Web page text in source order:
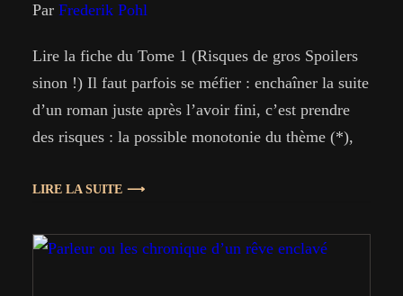
Par Frederik Pohl
Lire la fiche du Tome 1 (Risques de gros Spoilers
sinon !) Il faut parfois se méfier : enchaîner la suite
d’un roman juste après l’avoir fini, c’est prendre
des risques : la possible monotonie du thème (*),
aux “suites”. Pour moi, entre les deux livres, pas
LIRE LA SUITE